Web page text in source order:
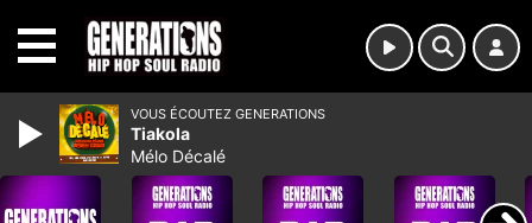
VOUS ÉCOUTEZ GENERATIONS
Tiakola
Mélo Décalé